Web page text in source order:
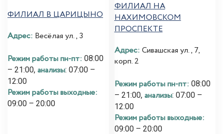
ФИЛИАЛ В ЦАРИЦЫНО
Адрес: Весёлая ул., 3
Режим работы пн-пт: 08:00
– 21:00, анализы: 07:00 –
12:00
Режим работы выходные:
09:00 – 20:00
ФИЛИАЛ НА
НАХИМОВСКОМ
ПРОСПЕКТЕ
Адрес: Сивашская ул., 7,
корп. 2
Режим работы пн-пт: 08:00
– 21:00, анализы: 07:00 –
12:00
Режим работы выходные:
09:00 – 20:00